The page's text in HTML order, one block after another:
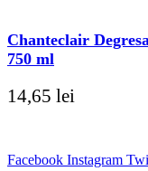
Chanteclair
750 ml
14,65 lei
Facebook Instagram